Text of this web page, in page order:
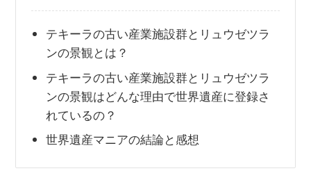
テキーラの古い産業施設群とリュウゼツラ
ンの景観とは？
テキーラの古い産業施設群とリュウゼツラ
ンの景観はどんな理由で世界遺産に登録さ
れているの？
世界遺産マニアの結論と感想